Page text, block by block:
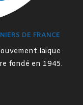
DE FRANCE
laïque
fondé en 1945.